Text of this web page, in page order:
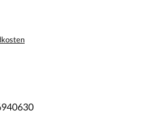
Wert ein oder benutze die